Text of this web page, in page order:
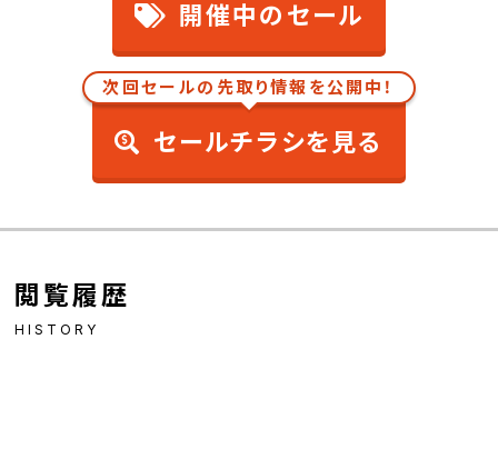
開催中のセール
次回セールの先取り情報を公開中！
セールチラシを見る
閲覧履歴
HISTORY